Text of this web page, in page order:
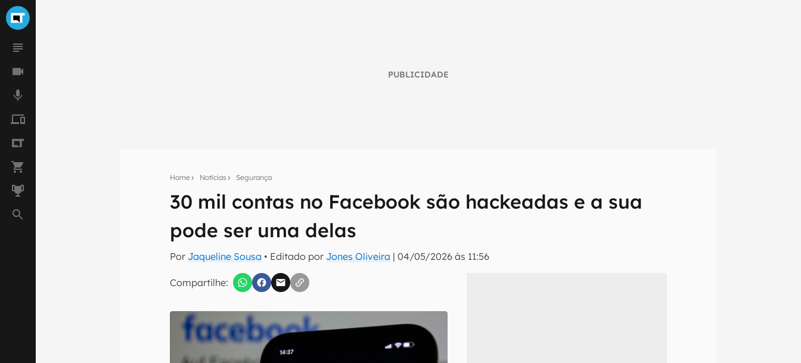
PUBLICIDADE
Home Notícias Segurança
30 mil contas no Facebook são hackeadas e a sua
pode ser uma delas
Por Jaqueline Sousa • Editado por Jones Oliveira |04/05/2026 às 11:56
Compartilhe:
Seu resumo inteligente do mundo tech!
Assine a newsletter do Canaltech e receba notícias e reviews sobre tecnologia em primeira
E-mail
Confirmo que li, aceito e concordo com os Termos de Uso e Política de Privacidade do Canaltech.